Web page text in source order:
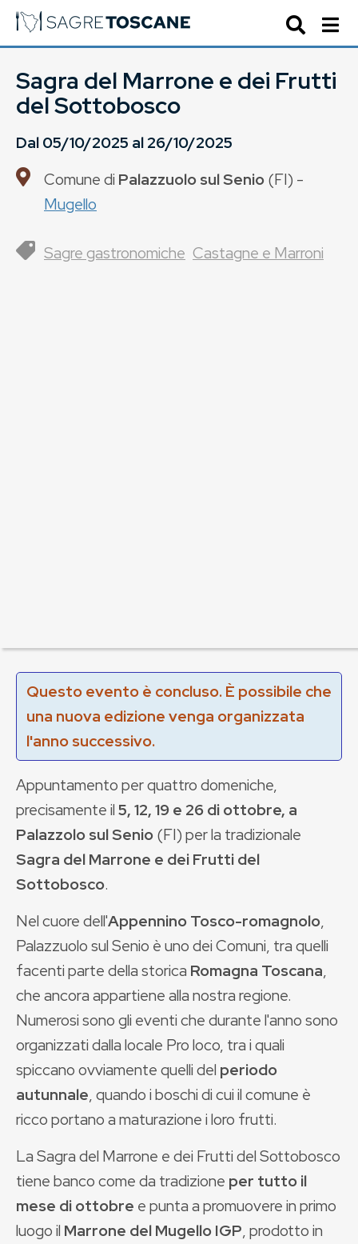
Sagra del Marrone e dei Frutti
del Sottobosco
Dal05/10/2025 al26/10/2025
Comune di Palazzuolo sul Senio(FI) -
Mugello
Sagre gastronomiche Castagne e Marroni
Questo evento è concluso. È possibile che
una nuova edizione venga organizzata
l'anno successivo.
Appuntamento per quattro domeniche,
precisamente il5, 12, 19 e 26 di ottobre, a
Palazzolo sul Senio(FI) per la tradizionale
Sagra del Marrone e dei Frutti del
Sottobosco.
Nel cuore dell'Appennino Tosco-romagnolo,
Palazzuolo sul Senio è uno dei Comuni, tra quelli
facenti parte della storica Romagna Toscana,
che ancora appartiene alla nostra regione.
Numerosi sono gli eventi che durante l'anno sono
organizzati dalla locale Pro loco, tra i quali
spiccano ovviamente quelli del periodo
autunnale, quando i boschi di cui il comune è
ricco portano a maturazione i loro frutti.
La Sagra del Marrone e dei Frutti del Sottobosco
tiene banco come da tradizione per tutto il
mese di ottobre e punta a promuovere in primo
luogo il Marrone del Mugello IGP, prodotto in